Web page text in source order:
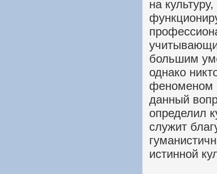
на
большим
однако
феноменом
данный
определил
служит
истинной